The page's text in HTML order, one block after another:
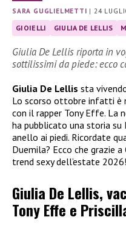
SARA GUGLIELMETTI | 24
GIOIELLI GIULIA DE LELLIS
Giulia De Lellis riporta in
sottilissimi da piede: ecco
Giulia De Lellis sta
Lo scorso ottobre infatti è
con il rapper Tony Effe. La
ha pubblicato una storia
anello ai piedi. Ricordate
Duemila? Ecco che grazie
trend sexy dell’estate 2026!
Giulia De Lellis,
Tony Effe e